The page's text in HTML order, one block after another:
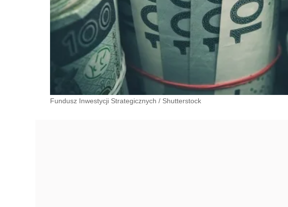
Fundusz Inwestycji Strategicznych / Shutterstock